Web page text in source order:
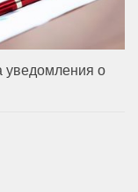
уведомления о